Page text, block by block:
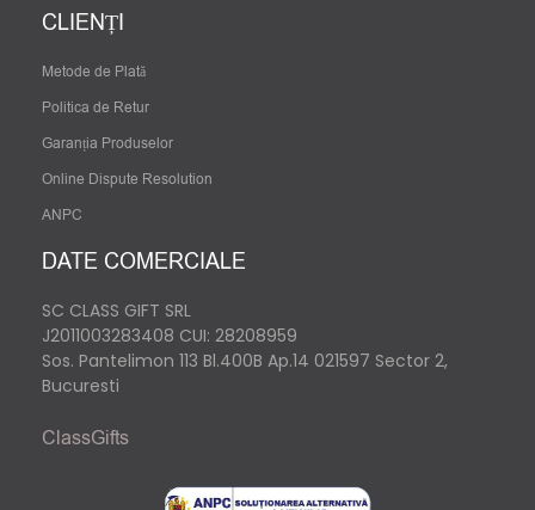
CLIENȚI
Metode de Plată
Politica de Retur
Garanția Produselor
Online Dispute Resolution
ANPC
DATE COMERCIALE
SC CLASS GIFT SRL
J2011003283408 CUI: 28208959
Sos. Pantelimon 113 Bl.400B Ap.14 021597 Sector 2,
Bucuresti
ClassGifts